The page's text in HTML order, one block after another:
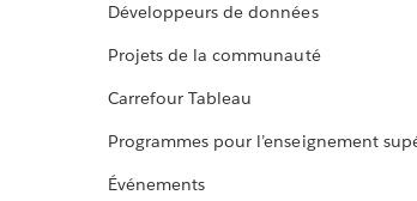
Développeurs de données
Projets de la communauté
Carrefour Tableau
Programmes pour l’enseignement
Événements